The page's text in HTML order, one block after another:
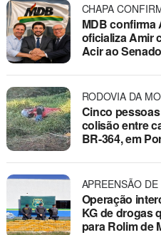
CHAPA
MDB confirma
oficializa Amir
Acir ao Senado
RODOVIA DA
Cinco
colisão entre
BR-364, em
APREENSÃO
Operação
KG de drogas
para Rolim de